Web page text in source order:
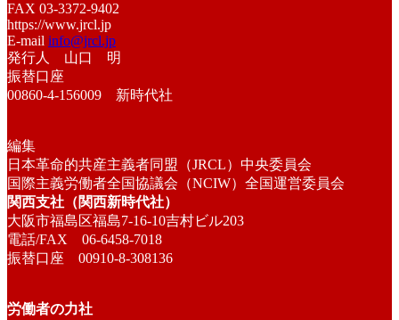
FAX 03-3372-9402
https://www.jrcl.jp
E-mail info@jrcl.jp
発行人 山口 明
振替口座
00860-4-156009 新時代社
編集
日本革命的共産主義者同盟（JRCL）中央委員会
国際主義労働者全国協議会（NCIW）全国運営委員会
関西支社（関西新時代社）
大阪市福島区福島7-16-10吉村ビル203
電話/FAX 06-6458-7018
振替口座 00910-8-308136
労働者の力社